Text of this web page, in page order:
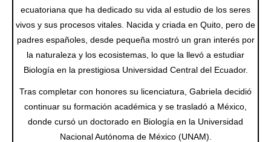
ecuatoriana que ha dedicado su vida al estudio de los seres
vivos y sus procesos vitales. Nacida y criada en Quito, pero de
padres españoles, desde pequeña mostró un gran interés por
la naturaleza y los ecosistemas, lo que la llevó a estudiar
Biología en la prestigiosa Universidad Central del Ecuador.
Tras completar con honores su licenciatura, Gabriela decidió
continuar su formación académica y se trasladó a México,
donde cursó un doctorado en Biología en la Universidad
Nacional Autónoma de México (UNAM).